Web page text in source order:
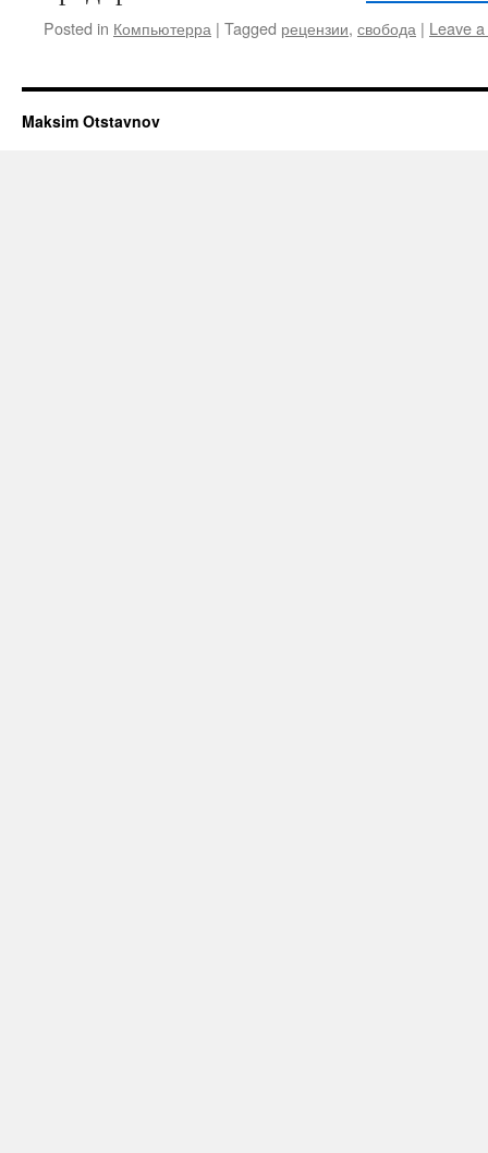
Posted in Компьютерра | Tagged рецензии, свобода | Leave
Maksim Otstavnov